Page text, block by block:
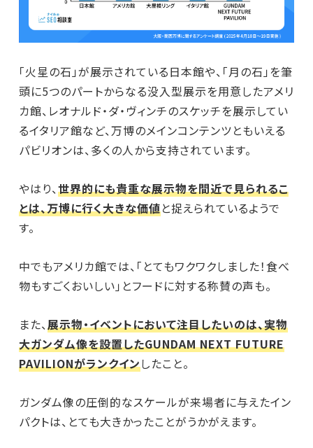
「火星の石」が展示されている日本館や、「月の石」を筆
頭に5つのパートからなる没入型展示を用意したアメリ
カ館、レオナルド・ダ・ヴィンチのスケッチを展示してい
るイタリア館など、万博のメインコンテンツともいえる
パビリオンは、多くの人から支持されています。
やはり、世界的にも貴重な展示物を間近で見られるこ
とは、万博に行く大きな価値と捉えられているようで
す。
中でもアメリカ館では、「とてもワクワクしました！食べ
物もすごくおいしい」とフードに対する称賛の声も。
また、展示物・イベントにおいて注目したいのは、実物
大ガンダム像を設置したGUNDAM NEXT FUTURE
PAVILIONがランクインしたこと。
ガンダム像の圧倒的なスケールが来場者に与えたイン
パクトは、とても大きかったことがうかがえます。